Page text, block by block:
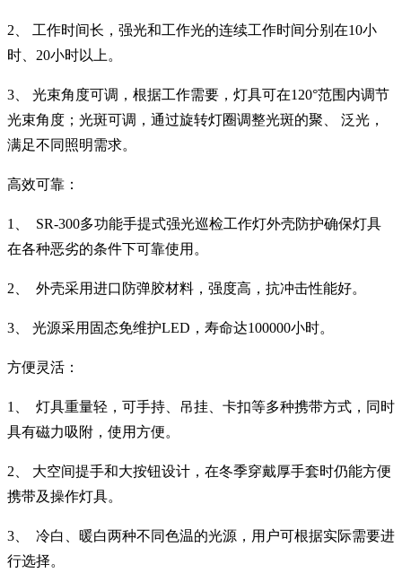
2、 工作时间长，强光和工作光的连续工作时间分别在10小
时、 20小时以上。
3、 光束角度可调，根据工作需要，灯具可在120°范围内调节
光束角度；光斑可调，通过旋转灯圈调整光斑的聚、
泛光，
满足不同照明需求。
高效可靠：
1、 SR-300多功能手提式强光巡检工作灯外壳防护确保灯具
在各种恶劣的条件下可靠使用。
2、 外壳采用进口防弹胶材料，强度高，抗冲击性能好。
3、 光源采用固态免维护LED ，寿命达100000小时。
方便灵活：
1、
灯具重量轻，可手持、吊挂、卡扣等多种携带方式，同时
具有磁力吸附，使用方便。
2、 大空间提手和大按钮设计，在冬季穿戴厚手套时仍能方便
携带及操作灯具。
3、 冷白、暖白两种不同色温的光源，用户可根据实际需要进
行选择。